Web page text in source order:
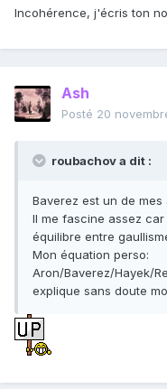
Incohérence, j'écris ton
Ash
Posté 20
roubachov a dit :
Baverez est un de
Il me fascine assez
équilibre entre
Mon équation perso:
Aron/Baverez/Hayek/
explique sans doute